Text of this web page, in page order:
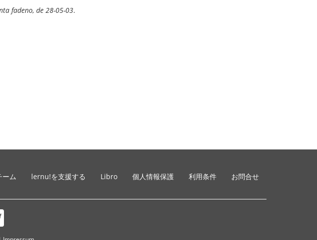
fadeno, de 28-05-03.
ーム lernu!を支援する Libro 個人情報保護 利用条件 お問合せ